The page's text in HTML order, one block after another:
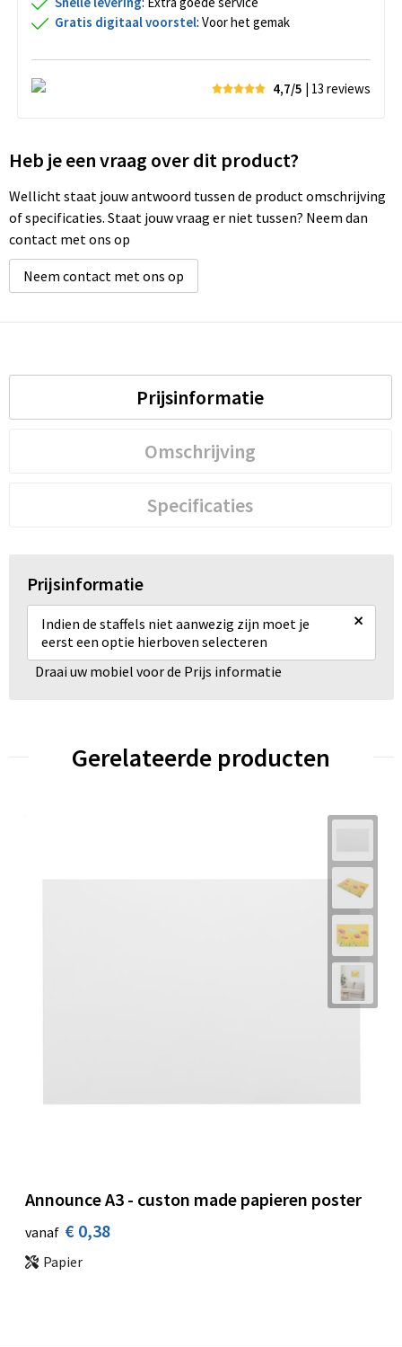
Gratis digitaal voorstel: Voor het gemak
4,7/5 | 13 reviews
Heb je een vraag over dit product?
Wellicht staat jouw antwoord tussen de product omschrijving
of specificaties. Staat jouw vraag er niet tussen? Neem dan
contact met ons op
Neem contact met ons op
Prijsinformatie
Omschrijving
Specificaties
Prijsinformatie
Indien de staffels niet aanwezig zijn moet je
eerst een optie hierboven selecteren
×
Draai uw mobiel voor de Prijs informatie
Gerelateerde producten
Announce A3 - custon made papieren poster
vanaf € 0,38
Papier